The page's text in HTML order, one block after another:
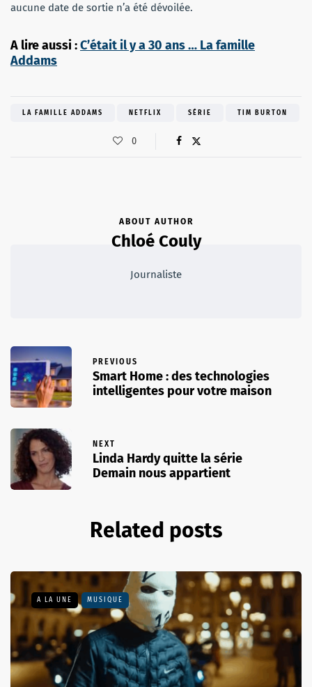
aucune date de sortie n’a été dévoilée.
A lire aussi :C’était il y a 30 ans … La famille
Addams
LA FAMILLE ADDAMS NETFLIX SÉRIE TIM BURTON
0
ABOUT AUTHOR
Chloé Couly
Journaliste
PREVIOUS
Smart Home : des technologies
intelligentes pour votre maison
NEXT
Linda Hardy quitte la série
Demain nous appartient
Related posts
A LA UNE MUSIQUE